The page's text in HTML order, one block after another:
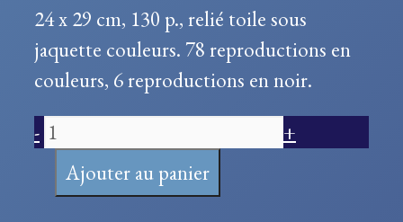
24 x 29 cm, 130 p., relié toile sous
jaquette couleurs. 78 reproductions en
couleurs, 6 reproductions en noir.
- quantité
The
+
Ajouter au panier